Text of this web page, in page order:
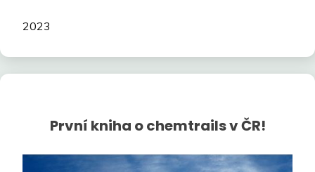
2023
První kniha o chemtrails v ČR!